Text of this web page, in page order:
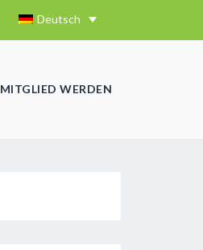
Deutsch
MITGLIED WERDEN